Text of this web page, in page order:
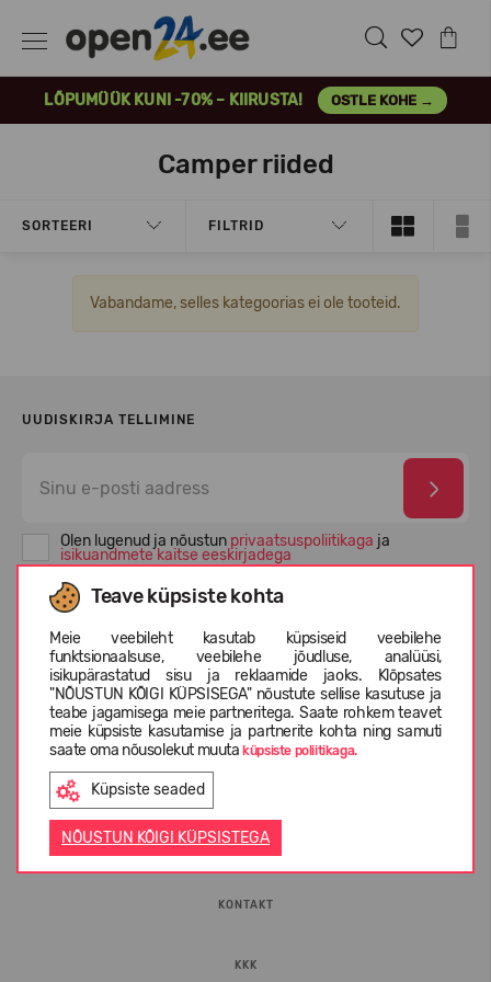
LÕPUMÜÜK KUNI -70% – KIIRUSTA! OSTLE KOHE →
Teave küpsiste kohta
Meie veebileht kasutab küpsiseid veebilehe
funktsionaalsuse, veebilehe jõudluse, analüüsi,
isikupärastatud sisu ja reklaamide jaoks. Klõpsates
"NÕUSTUN KÕIGI KÜPSISEGA" nõustute sellise kasutuse ja
teabe jagamisega meie partneritega. Saate rohkem teavet
meie küpsiste kasutamise ja partnerite kohta ning samuti
saate oma nõusolekut muutaküpsiste poliitikaga.
Küpsiste seaded
NÕUSTUN KÕIGI KÜPSISTEGA
Camper riided
SORTEERI FILTRID
Vabandame, selles kategoorias ei ole tooteid.
UUDISKIRJA TELLIMINE
Olen lugenud ja nõustun privaatsuspoliitikaga ja
isikuandmete kaitse eeskirjadega
INFORMATSIOON
ETTEVÕTTEST
KONTAKT
KKK